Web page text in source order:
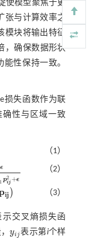
使模型聚焦于更
与计算效率之
块将输出特征
，确保数据形状
性保持一致。
损失函数作为联
性与区域一致
（1）
ϵ
p2
ij+ϵ
j=1My N ∑
（2）
ij ) （3）
示交叉熵损失函
yi j
yij 表示第i个样